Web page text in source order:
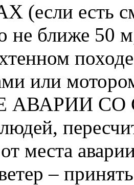
есть
не ближе 50
или
АВАРИИ СО
места
–